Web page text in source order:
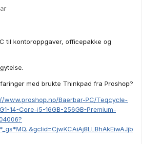
til kontoroppgaver, officepakke og
med brukte Thinkpad fra Proshop?
www.proshop.no/Baerbar-PC/Teqcycle-
14-Core-i5-16GB-256GB-Premium-